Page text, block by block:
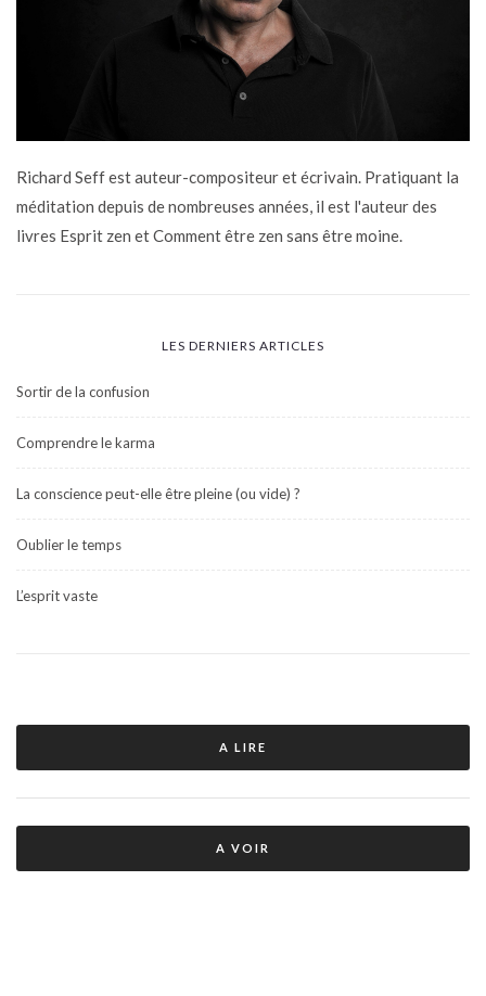
Richard Seff est auteur-compositeur et écrivain. Pratiquant la
méditation depuis de nombreuses années, il est l'auteur des
livres Esprit zen et Comment être zen sans être moine.
LES DERNIERS ARTICLES
Sortir de la confusion
Comprendre le karma
La conscience peut-elle être pleine (ou vide) ?
Oublier le temps
L’esprit vaste
A LIRE
A VOIR